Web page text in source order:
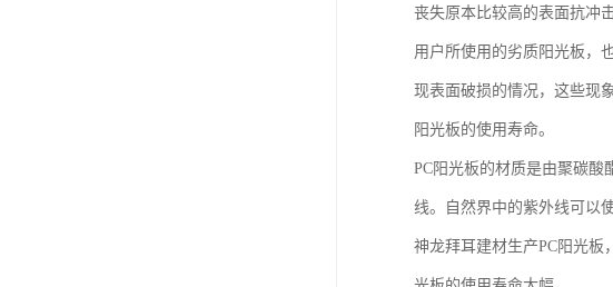
丧失原本比较高的表面抗冲
用户所使用的劣质阳光板，
现表面破损的情况，这些现
阳光板的使用寿命。
PC阳光板的材质是由聚碳酸
线。自然界中的紫外线可以
神龙拜耳建材生产PC阳光板